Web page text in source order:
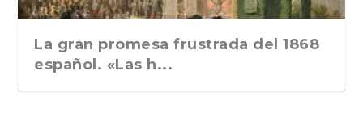
La gran promesa frustrada del 1868
español. «Las h...